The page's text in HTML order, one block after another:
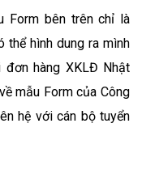
Form bên trên chỉ là
thể hình dung ra mình
hàng XKLĐ Nhật
mẫu Form của Công
hệ với cán bộ tuyển